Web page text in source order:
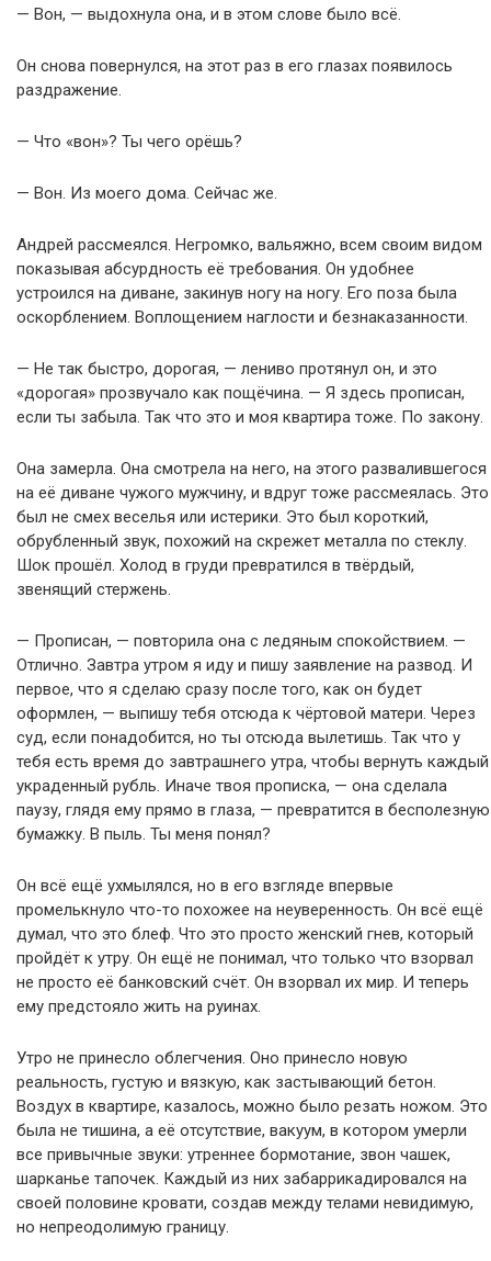
— Вон, — выдохнула она, и в этом слове было всё.
Он снова повернулся, на этот раз в его глазах появилось
раздражение.
— Что «вон»? Ты чего орёшь?
— Вон. Из моего дома. Сейчас же.
Андрей рассмеялся. Негромко, вальяжно, всем своим видом
показывая абсурдность её требования. Он удобнее
устроился на диване, закинув ногу на ногу. Его поза была
оскорблением. Воплощением наглости и безнаказанности.
— Не так быстро, дорогая, — лениво протянул он, и это
«дорогая» прозвучало как пощёчина. — Я здесь прописан,
если ты забыла. Так что это и моя квартира тоже. По закону.
Она замерла. Она смотрела на него, на этого развалившегося
на её диване чужого мужчину, и вдруг тоже рассмеялась. Это
был не смех веселья или истерики. Это был короткий,
обрубленный звук, похожий на скрежет металла по стеклу.
Шок прошёл. Холод в груди превратился в твёрдый,
звенящий стержень.
— Прописан, — повторила она с ледяным спокойствием. —
Отлично. Завтра утром я иду и пишу заявление на развод. И
первое, что я сделаю сразу после того, как он будет
оформлен, — выпишу тебя отсюда к чёртовой матери. Через
суд, если понадобится, но ты отсюда вылетишь. Так что у
тебя есть время до завтрашнего утра, чтобы вернуть каждый
украденный рубль. Иначе твоя прописка, — она сделала
паузу, глядя ему прямо в глаза, — превратится в бесполезную
бумажку. В пыль. Ты меня понял?
Он всё ещё ухмылялся, но в его взгляде впервые
промелькнуло что-то похожее на неуверенность. Он всё ещё
думал, что это блеф. Что это просто женский гнев, который
пройдёт к утру. Он ещё не понимал, что только что взорвал
не просто её банковский счёт. Он взорвал их мир. И теперь
ему предстояло жить на руинах.
Утро не принесло облегчения. Оно принесло новую
реальность, густую и вязкую, как застывающий бетон.
Воздух в квартире, казалось, можно было резать ножом. Это
была не тишина, а её отсутствие, вакуум, в котором умерли
все привычные звуки: утреннее бормотание, звон чашек,
шарканье тапочек. Каждый из них забаррикадировался на
своей половине кровати, создав между телами невидимую,
но непреодолимую границу.